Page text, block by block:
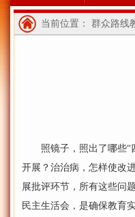
当前位置： 群众路线
照镜子，照出了哪些“四
开展？治治病，怎样使改
展批评环节，所有这些问
民主生活会，是确保教育